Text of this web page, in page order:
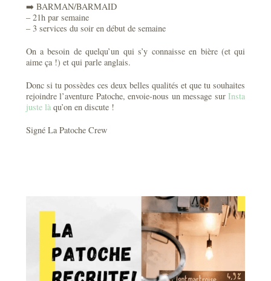
➡️ BARMAN/BARMAID
– 21h par semaine
– 3 services du soir en début de semaine
On a besoin de quelqu’un qui s’y connaisse en bière (et qui
aime ça !) et qui parle anglais.
Donc si tu possèdes ces deux belles qualités et que tu souhaites
rejoindre l’aventure Patoche, envoie-nous un message surInsta
juste làqu’on en discute !
Signé La Patoche Crew